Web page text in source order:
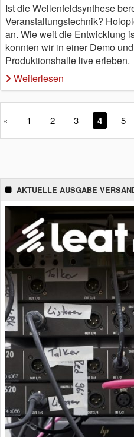
Ist die Wellenfeldsynthese
Veranstaltungstechnik?
an. Wie weit die Entwicklung
konnten wir in einer Demo
Produktionshalle live erleben.
Weiterlesen
« 1 2 3 4 5
AKTUELLE AUSGABE